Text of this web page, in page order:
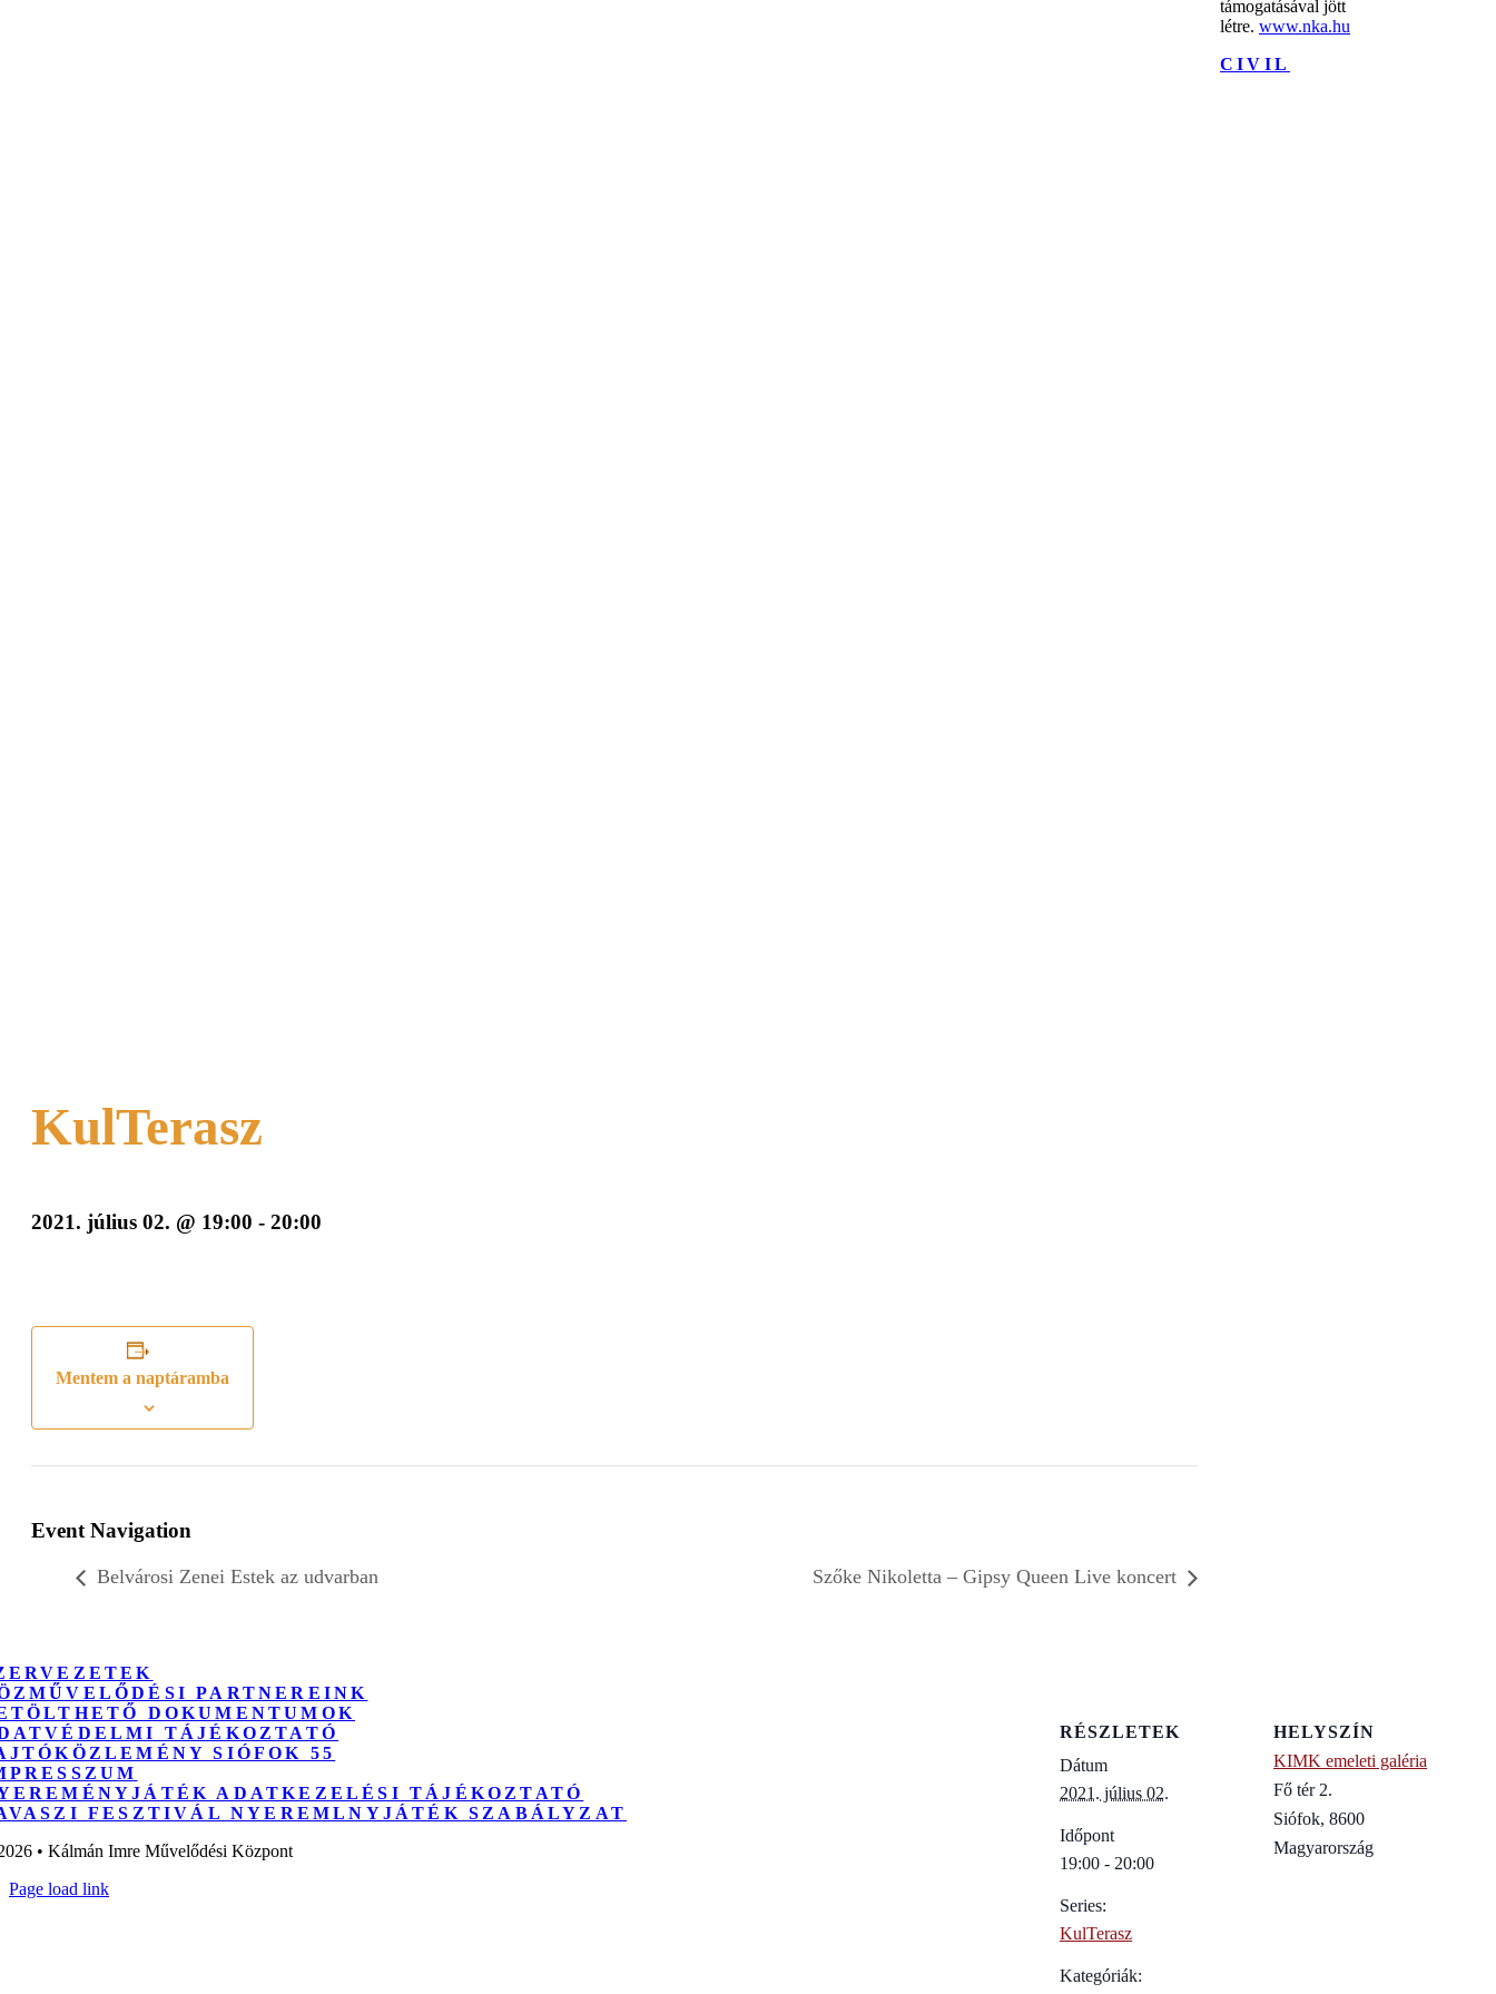
KulTerasz
2021. július 02. @ 19:00 - 20:00
Mentem a naptáramba
Event Navigation
Belvárosi Zenei Estek az udvarban Szőke Nikoletta – Gipsy Queen Live koncert
RÉSZLETEK
Dátum
2021. július 02.
Időpont
19:00 - 20:00
Series:
KulTerasz
Kategóriák:
HELYSZÍN
KIMK emeleti galéria
Fő tér 2.
Siófok, 8600
Magyarország
támogatásával jött
létre. www.nka.hu
CIVIL
PARTNEREINK
DOKUMENTUMOK
TÁJÉKOZTATÓ
SIÓFOK 55
ADATKEZELÉSI TÁJÉKOZTATÓ
FESZTIVÁL NYEREMLNYJÁTÉK SZABÁLYZAT
• Kálmán Imre Művelődési Központ
Page load link